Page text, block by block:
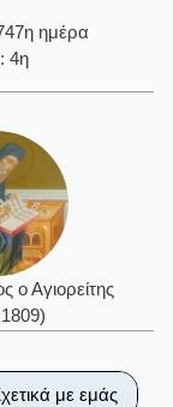
ημέρα
4η
ο Αγιορείτης
με εμάς